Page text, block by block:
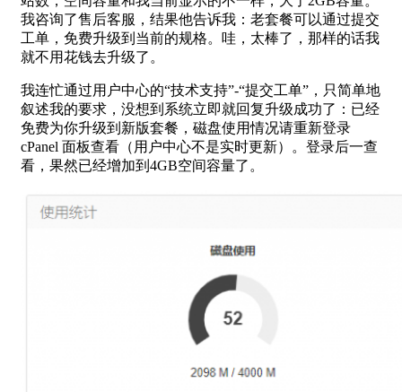
我咨询了售后客服，结果他告诉我：老套餐可以通过提交
工单，免费升级到当前的规格。哇，太棒了，那样的话我
就不用花钱去升级了。
我连忙通过用户中心的“技术支持”-“提交工单”，只简单地
叙述我的要求，没想到系统立即就回复升级成功了：已经
免费为你升级到新版套餐，磁盘使用情况请重新登录
cPanel 面板查看（用户中心不是实时更新）。登录后一查
看，果然已经增加到4GB空间容量了。